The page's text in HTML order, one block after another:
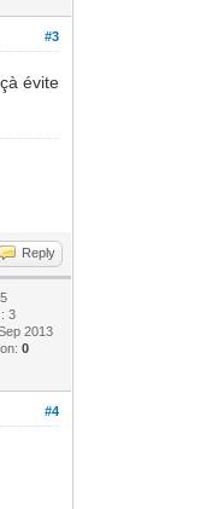
#3
évite
Reply
3
2013
0
#4